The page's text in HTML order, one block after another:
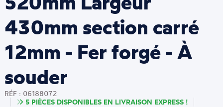
430mm section carré
12mm - Fer forgé - À
souder
RÉF : 06188072
5 PIÈCES DISPONIBLES EN LIVRAISON EXPRESS !